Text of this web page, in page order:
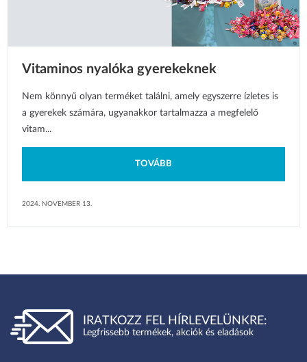
Vitaminos nyalóka gyerekeknek
Nem könnyű olyan terméket találni, amely egyszerre ízletes is
a gyerekek számára, ugyanakkor tartalmazza a megfelelő
vitam...
TOVÁBB
2024. NOVEMBER 13.
IRATKOZZ FEL HÍRLEVELÜNKRE:
Legfrissebb termékek, akciók és eladások